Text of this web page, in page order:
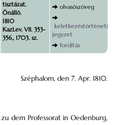
tisztázat.
Önálló.
1810
KazLev. VII. 353-
356., 1703. sz.
olvasószöveg
keletkezéstörténeti
jegyzet
fordítás
Széphalom, den 7. Apr. 1810.
dem Professorat in Oedenburg,